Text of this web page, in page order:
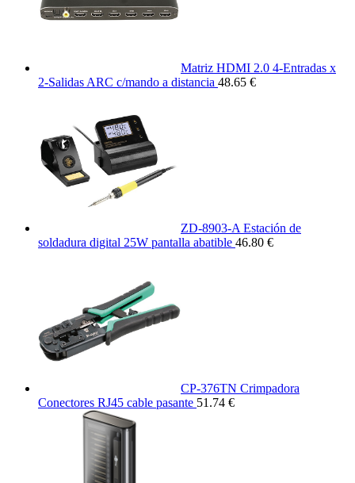
Matriz HDMI 2.0 4-Entradas x
2-Salidas ARC c/mando a distancia 48.65 €
ZD-8903-A Estación de
soldadura digital 25W pantalla abatible 46.80 €
CP-376TN Crimpadora
Conectores RJ45 cable pasante 51.74 €